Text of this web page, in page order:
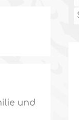
und